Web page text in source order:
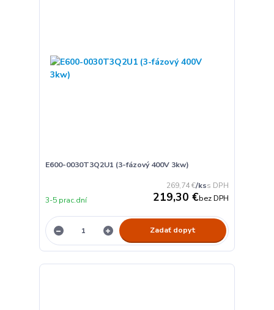
E600-0030T3Q2U1 (3-fázový 400V 3kw)
269,74 €/ks
219,30 €bez DPH
3-5 prac.dní
Zadať dopyt